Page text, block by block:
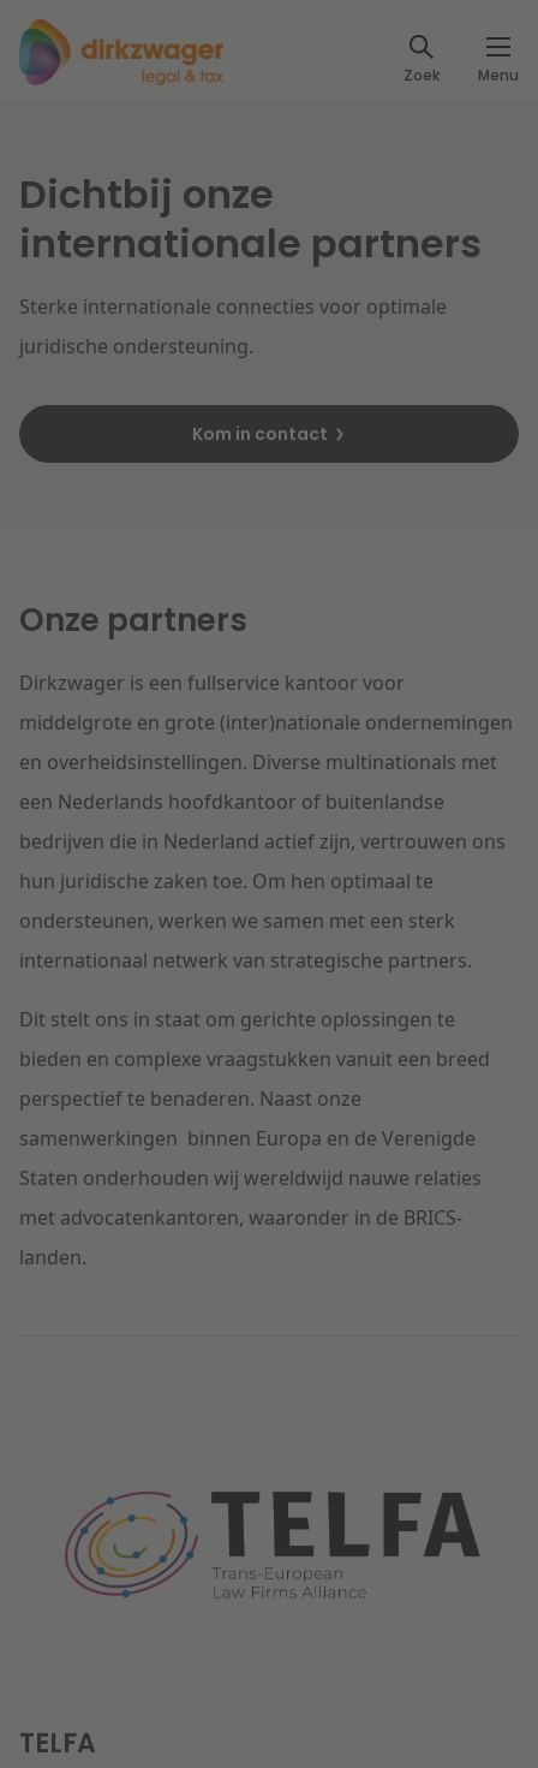
Zoek Menu
Expertises
Banking & Finance
Fiscaal
Arbeid & Pensioen
IT & Privacy
Energie
Zorg & Sociaal domein
Vastgoed
Overheid & Omgeving
Aanbesteding & Mededinging
Aansprakelijkheid & Verzekering
Litigation
Dichtbij de energietransitie
Lees meer
Dichtbij een toekomstbestendige zorg
Dichtbij de kansen en uitdagingen in de
woningbouw
Lees meer
Lees meer
Kennis
Artikelen
Klantcases
Events
Specialisten
Over ons
Over Dirkzwager
Werken bij
Nederlands
Dichtbij onze
internationale partners
Sterke internationale connecties voor optimale
juridische ondersteuning.
Kom in contact
Onze partners
Dirkzwager is een fullservice kantoor voor
middelgrote en grote (inter)nationale ondernemingen
en overheidsinstellingen. Diverse multinationals met
een Nederlands hoofdkantoor of buitenlandse
bedrijven die in Nederland actief zijn, vertrouwen ons
hun juridische zaken toe. Om hen optimaal te
ondersteunen, werken we samen met een sterk
internationaal netwerk van strategische partners.
Dit stelt ons in staat om gerichte oplossingen te
bieden en complexe vraagstukken vanuit een breed
perspectief te benaderen. Naast onze
samenwerkingen binnen Europa en de Verenigde
Staten onderhouden wij wereldwijd nauwe relaties
met advocatenkantoren, waaronder in de BRICS-
landen.
TELFA